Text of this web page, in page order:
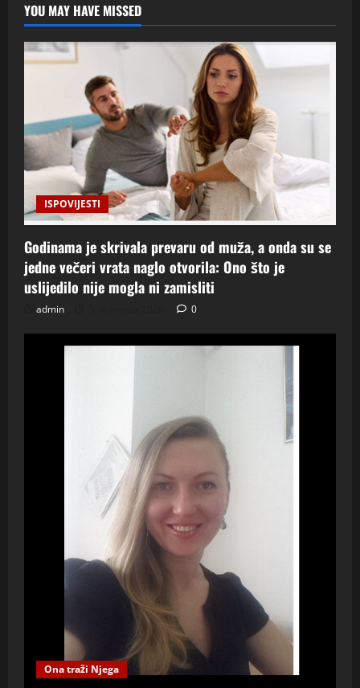
YOU MAY HAVE MISSED
ISPOVIJESTI
Godinama je skrivala prevaru od muža, a onda su se
jedne večeri vrata naglo otvorila: Ono što je
uslijedilo nije mogla ni zamisliti
admin 0
Ona traži Njega